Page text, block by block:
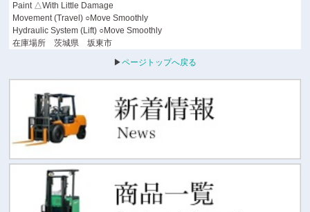
Paint △With Little Damage
Movement (Travel) ○Move Smoothly
Hydraulic System (Lift) ○Move Smoothly
在庫場所 茨城県 坂東市
▶ページトップへ戻る